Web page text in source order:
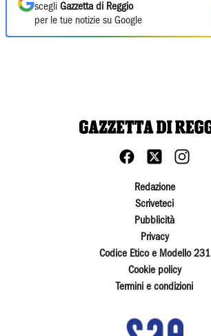
scegli Gazzetta di Reggio
per le tue notizie su Google
Redazione
Scriveteci
Pubblicità
Privacy
Codice Etico e Modello 231
Cookie policy
Termini e condizioni